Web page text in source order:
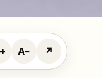
A− ↗